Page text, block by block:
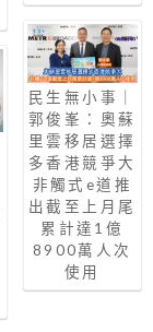
民生無小事｜
郭俊峯：奧蘇
里雲移居選擇
多香港競爭大
非觸式e道推
出截至上月尾
累計達1億
8900萬人次
使用